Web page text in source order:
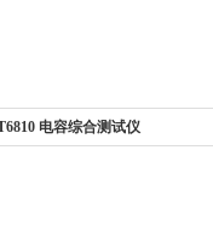
电容综合测试仪